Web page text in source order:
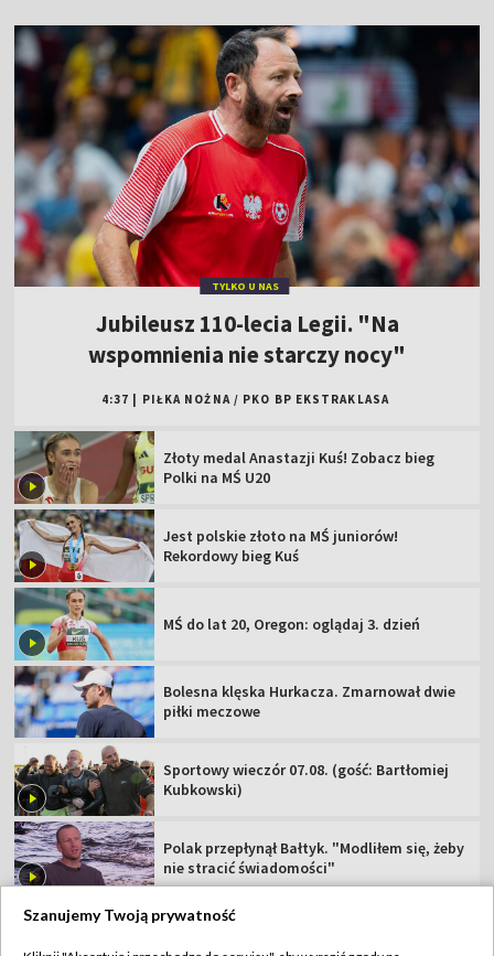
TYLKO U NAS
Jubileusz 110-lecia Legii. "Na
wspomnienia nie starczy nocy"
4:37 PIŁKA NOŻNA / PKO BP EKSTRAKLASA
Złoty medal Anastazji Kuś! Zobacz bieg
Polki na MŚ U20
Jest polskie złoto na MŚ juniorów!
Rekordowy bieg Kuś
MŚ do lat 20, Oregon: oglądaj 3. dzień
Bolesna klęska Hurkacza. Zmarnował dwie
piłki meczowe
Sportowy wieczór 07.08. (gość: Bartłomiej
Kubkowski)
Polak przepłynął Bałtyk. "Modliłem się, żeby
nie stracić świadomości"
Szanujemy Twoją prywatność